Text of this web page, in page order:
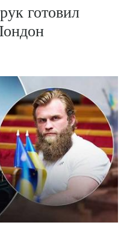
готовил